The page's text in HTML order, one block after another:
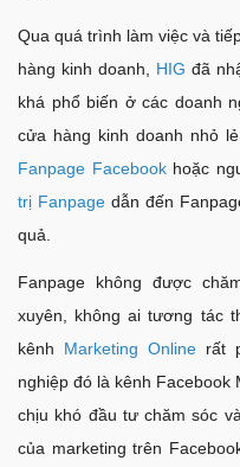
Qua quá trình làm việc và
hàng kinh doanh, HIG đã
khá phổ biến ở các doanh
cửa hàng kinh doanh nhỏ
Fanpage Facebookhoặc
trị Fanpage dẫn đến
quả.
Fanpage không được
xuyên, không ai tương tác
kênh Marketing Online rất
nghiệp đó là kênh Facebook
chịu khó đầu tư chăm sóc
của marketing trên